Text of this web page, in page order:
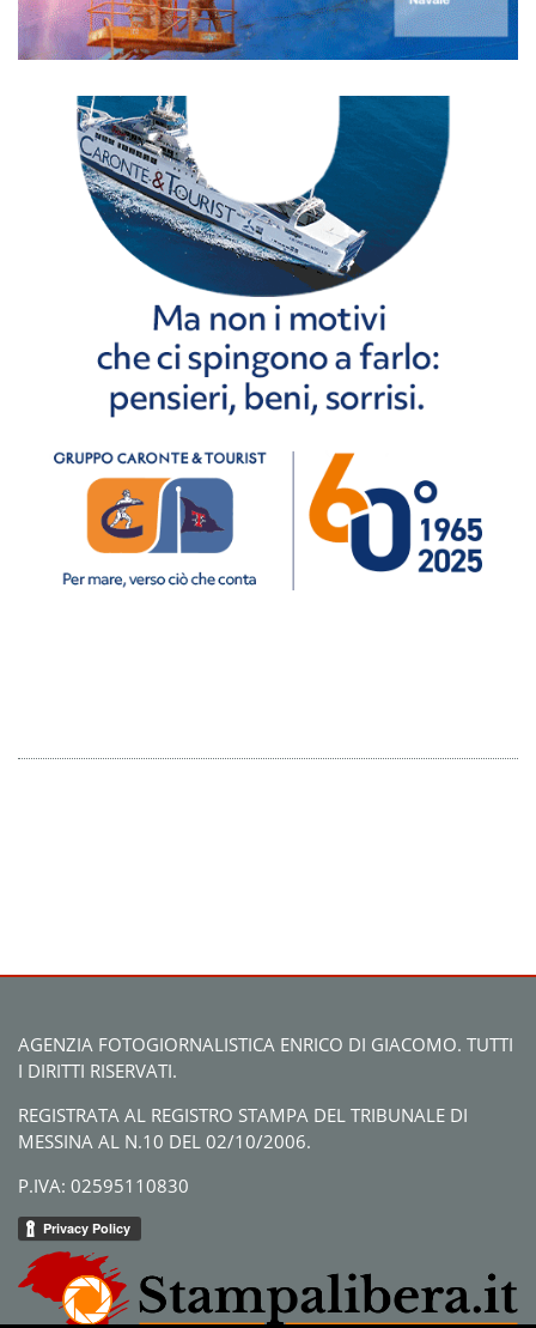
AGENZIA FOTOGIORNALISTICA ENRICO DI GIACOMO. TUTTI
I DIRITTI RISERVATI.
REGISTRATA AL REGISTRO STAMPA DEL TRIBUNALE DI
MESSINA AL N.10 DEL 02/10/2006.
P.IVA: 02595110830